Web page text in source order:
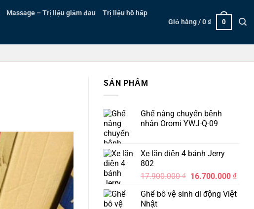
Massage – Trị liệu giảm đau Trị liệu hô hấp
Giỏ hàng /0 ₫ 0
SẢN PHẨM
Ghế nâng chuyển bệnh
nhân Oromi YWJ-Q-09
Xe lăn điện 4 bánh Jerry
802
17.900.000₫ Giá
là:
16.700.000 ₫Giá
tại
Ghế bô vệ sinh di động Việt
Nhật